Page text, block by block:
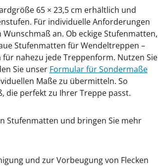
65 × 23,5 cm erhältlich und
Für individuelle Anforderungen
an. Ob eckige Stufenmatten,
Stufenmatten für Wendeltreppen –
nahezu jede Treppenform. Nutzen Sie
Sie unser Formular für Sondermaße
Maße zu übermitteln. So
die perfekt zu Ihrer Treppe passt.
Stufenmatten und bringen Sie mehr
und zur Vorbeugung von Flecken